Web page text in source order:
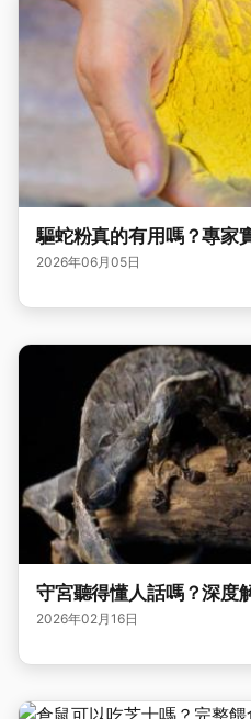
驅蛇粉真的有用嗎？專家
2026年06月05日
守宮聽得懂人話嗎？深度
2026年02月16日